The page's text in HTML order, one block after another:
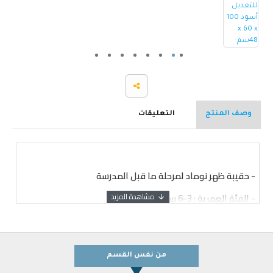
وصف المنتج التعليقات
-حقيبة ظهر نوماد لمرحلة ما قبل المدرسة
-الفئة العمرية : 3-6 سنوات
المنشأ : الصين
من نفس القسم